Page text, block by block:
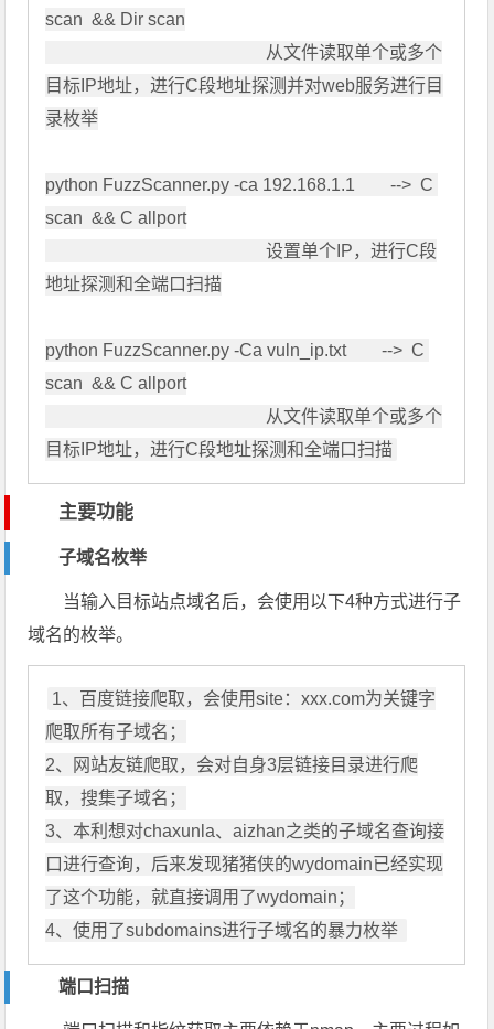
scan  && Dir scan
目标IP地址，进行C段地址探测并对web服务进行目
录枚举
python FuzzScanner.py -ca 192.168.1.1        -->  C
scan  && C allport
                                                  设置单个IP，进行C段
地址探测和全端口扫描
python FuzzScanner.py -Ca vuln_ip.txt        -->  C
scan  && C allport
主要功能
子域名枚举
当输入目标站点域名后，会使用以下4种方式进行子
域名的枚举。
1、百度链接爬取，会使用site：xxx.com为关键字
爬取所有子域名；
2、网站友链爬取，会对自身3层链接目录进行爬
取，搜集子域名；
3、本利想对chaxunla、aizhan之类的子域名查询接
口进行查询，后来发现猪猪侠的wydomain已经实现
了这个功能，就直接调用了wydomain；
4、使用了subdomains进行子域名的暴力枚举
端口扫描